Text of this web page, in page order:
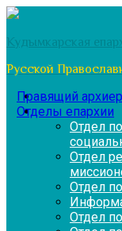
Перейти
содержимому
Кудымкарская
Русской
Правящий
Отделы епархии
Отдел
Отдел
Отдел
Отдел